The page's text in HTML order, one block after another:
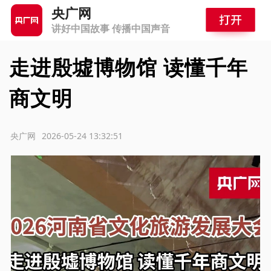
央广网
讲好中国故事 传播中国声音
走进殷墟博物馆 读懂千年
商文明
2026-05-24 13:32:51
央广网